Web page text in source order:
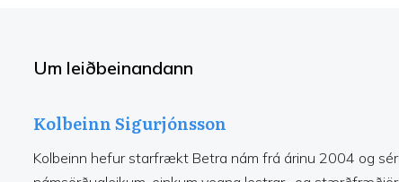
Um leiðbeinandann
KolbeinnSigurjónsson
Kolbeinn hefur starfrækt Betra nám frá árinu 2004 og